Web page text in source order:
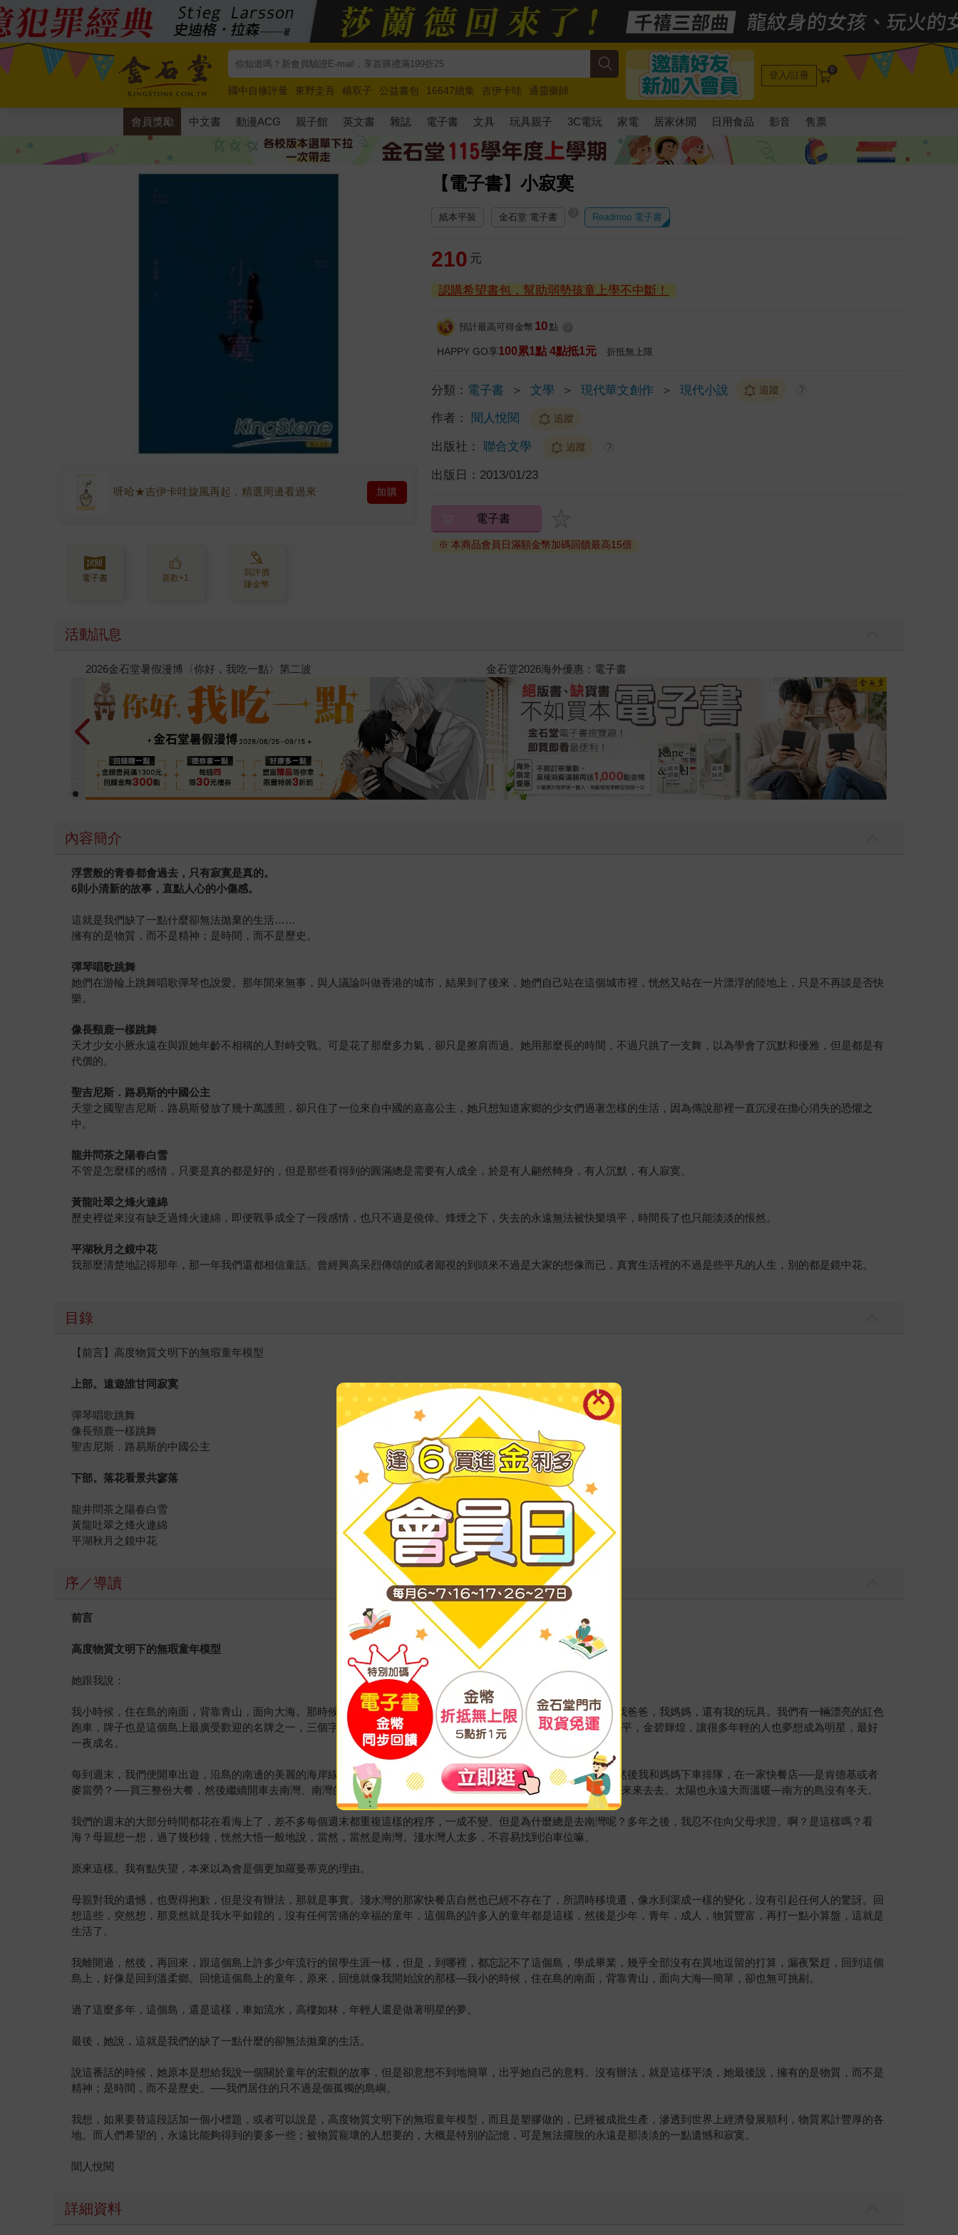
國中自修評量 東野圭吾 楊双子 公益書包 16647續集 吉伊卡哇
通靈藥師
唯紅花綻放
奧德賽 路邊攤新作 馬斯克 玩具總動員5 超慢跑
登入/註冊 0
會員獎勵 中文書 動漫ACG 親子館 英文書 雜誌 電子書 文具 玩具親子 3C電玩 家電 居家休閒 日用食品 影音 售票
【電子書】小寂寞
呀哈★吉伊卡哇旋風再起，精選周邊看過來 加購
電子書 喜歡+1
寫評價
賺金幣
紙本平裝 金石堂 電子書 Readmoo 電子書
210 元
認購希望書包，幫助弱勢孩童上學不中斷！
預計最高可得金幣 10 點
HAPPY GO享100累1點 4點抵1元 折抵無上限
分類： 電子書 ＞ 文學 ＞ 現代華文創作 ＞ 現代小說 追蹤 ?
作者： 聞人悅閱 追蹤
出版社： 聯合文學 追蹤 ?
出版日： 2013/01/23
電子書
※ 本商品會員日滿額金幣加碼回饋最高15倍
活動訊息
春光ｘ奇幻基地｜全書系展 2026金石堂暑假漫博〈你好，我吃一點〉第二波
內容簡介
浮雲般的青春都會過去，只有寂寞是真的。
6則小清新的故事，直點人心的小傷感。
這就是我們缺了一點什麼卻無法拋棄的生活……
擁有的是物質，而不是精神；是時間，而不是歷史。
彈琴唱歌跳舞
她們在游輪上跳舞唱歌彈琴也說愛。那年閒來無事，與人議論叫做香港的城市，結果到了後來，她們自己站在這個城市裡，恍然又站在一片漂浮的陸地上，只是不再談是否快
樂。
像長頸鹿一樣跳舞
天才少女小厥永遠在與跟她年齡不相稱的人對峙交戰。可是花了那麼多力氣，卻只是擦肩而過。她用那麼長的時間，不過只跳了一支舞，以為學會了沉默和優雅，但是都是有
代價的。
聖吉尼斯．路易斯的中國公主
天堂之國聖吉尼斯．路易斯發放了幾十萬護照，卻只住了一位來自中國的嘉嘉公主，她只想知道家鄉的少女們過著怎樣的生活，因為傳說那裡一直沉浸在擔心消失的恐懼之
中。
龍井問茶之陽春白雪
不管是怎麼樣的感情，只要是真的都是好的，但是那些看得到的圓滿總是需要有人成全，於是有人翩然轉身，有人沉默，有人寂寞。
黃龍吐翠之烽火連綿
歷史裡從來沒有缺乏過烽火連綿，即便戰爭成全了一段感情，也只不過是僥倖。烽煙之下，失去的永遠無法被快樂填平，時間長了也只能淡淡的悵然。
平湖秋月之鏡中花
我那麼清楚地記得那年，那一年我們還都相信童話。曾經興高采烈傳頌的或者鄙視的到頭來不過是大家的想像而已，真實生活裡的不過是些平凡的人生，別的都是鏡中花。
目錄
【前言】高度物質文明下的無瑕童年模型
上部。遠遊誰甘同寂寞
彈琴唱歌跳舞
像長頸鹿一樣跳舞
聖吉尼斯．路易斯的中國公主
下部。落花看景共寥落
龍井問茶之陽春白雪
黃龍吐翠之烽火連綿
平湖秋月之鏡中花
序／導讀
前言
高度物質文明下的無瑕童年模型
她跟我說：
我小時候，住在島的南面，背靠青山，面向大海。那時候，我很小，住高樓大廈，與這個島上大多數的人一樣。我，我爸爸，我媽媽，還有我的玩具。我們有一輛漂亮的紅色
跑車，牌子也是這個島上最廣受歡迎的名牌之一，三個字母，BMW。那是這個島的黃金時期，打開電視，就是歌舞昇平，金碧輝煌，讓很多年輕的人也夢想成為明星，最好
一夜成名。
每到週末，我們便開車出遊，沿島的南邊的美麗的海岸線，經過深灣，避風塘，布廠灣，大樹灣，深水灣，淺水灣，然後我和媽媽下車排隊，在一家快餐店──是肯德基或者
麥當勞？──買三整份大餐，然後繼續開車去南灣。南灣的沙灘面向南中國海，永遠有巨大的船和巨大的海鳥在海面上來來去去。太陽也永遠大而溫暖—南方的島沒有冬天。
我們的週末的大部分時間都花在看海上了，差不多每個週末都重複這樣的程序，一成不變。但是為什麼總是去南灣呢？多年之後，我忍不住向父母求證。啊？是這樣嗎？看
海？母親想一想，過了幾秒鐘，恍然大悟一般地說，當然，當然是南灣。淺水灣人太多，不容易找到泊車位嘛。
原來這樣。我有點失望，本來以為會是個更加羅曼蒂克的理由。
母親對我的遺憾，也覺得抱歉，但是沒有辦法，那就是事實。淺水灣的那家快餐店自然也已經不存在了，所謂時移境遷，像水到渠成一樣的變化，沒有引起任何人的驚訝。回
想這些，突然想，那竟然就是我水平如鏡的，沒有任何苦痛的幸福的童年，這個島的許多人的童年都是這樣，然後是少年，青年，成人，物質豐富，再打一點小算盤，這就是
生活了。
我離開過，然後，再回來，跟這個島上許多少年流行的留學生涯一樣，但是，到哪裡，都忘記不了這個島，學成畢業，幾乎全部沒有在異地逗留的打算，漏夜緊趕，回到這個
島上，好像是回到溫柔鄉。回憶這個島上的童年，原來，回憶就像我開始說的那樣—我小的時候，住在島的南面，背靠青山，面向大海—簡單，卻也無可挑剔。
過了這麼多年，這個島，還是這樣，車如流水，高樓如林，年輕人還是做著明星的夢。
最後，她說，這就是我們的缺了一點什麼的卻無法拋棄的生活。
說這番話的時候，她原本是想給我說一個關於童年的宏觀的故事，但是卻意想不到地簡單，出乎她自己的意料。沒有辦法，就是這樣平淡，她最後說，擁有的是物質，而不是
精神；是時間，而不是歷史。──我們居住的只不過是個孤獨的島嶼。
我想，如果要替這段話加一個小標題，或者可以說是，高度物質文明下的無瑕童年模型，而且是塑膠做的，已經被成批生產，滲透到世界上經濟發展順利，物質累計豐厚的各
地。而人們希望的，永遠比能夠得到的要多一些；被物質寵壞的人想要的，大概是特別的記憶，可是無法擺脫的永遠是那淡淡的一點遺憾和寂寞。
聞人悅閱
詳細資料